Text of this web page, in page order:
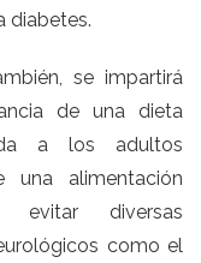
diabetes.
se impartirá
de una dieta
a los adultos
una alimentación
evitar diversas
como el